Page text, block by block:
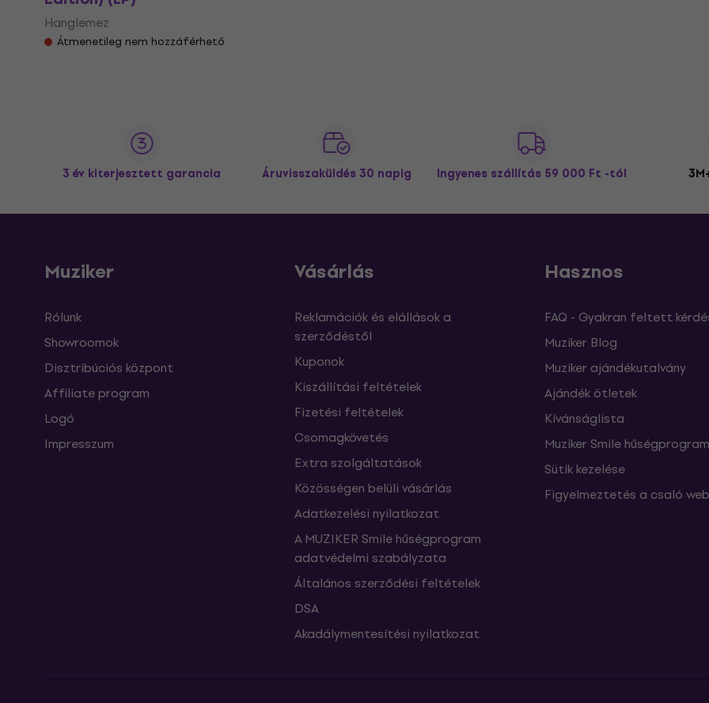
Hanglemez
Átmenetileg nem hozzáférhető
3 év kiterjesztett garancia Áruvisszaküldés 30 napig Ingyenes szállítás 59 000 Ft -tól
Muziker
Rólunk
Showroomok
Disztribúciós központ
Affiliate program
Logó
Impresszum
Vásárlás
Reklamációk és elállások a
szerződéstől
Kuponok
Kiszállítási feltételek
Fizetési feltételek
Csomagkövetés
Extra szolgáltatások
Közösségen belüli vásárlás
Adatkezelési nyilatkozat
A MUZIKER Smile hűségprogram
adatvédelmi szabályzata
Általános szerződési feltételek
DSA
Akadálymentesítési nyilatkozat
Hasznos
FAQ - Gyakran feltett
Muziker Blog
Muziker ajándékutalvány
Ajándék ötletek
Kívánságlista
Muziker Smile hűségprogram
Sütik kezelése
Figyelmeztetés a csaló